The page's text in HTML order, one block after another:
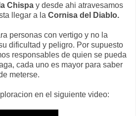
Chispa y desde ahi atravesamos
llegar a la Cornisa del Diablo.
personas con vertigo y no la
dificultad y peligro. Por supuesto
responsables de quien se pueda
cada uno es mayor para saber
meterse.
en el siguiente video: